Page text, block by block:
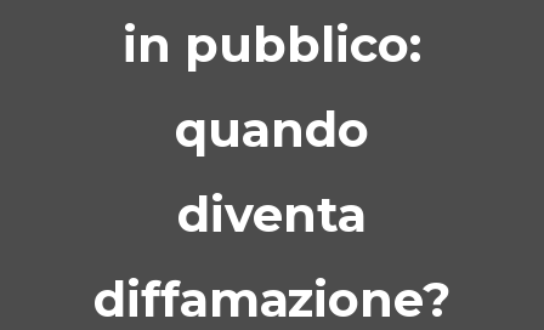
in pubblico:
quando
diventa
diffamazione?